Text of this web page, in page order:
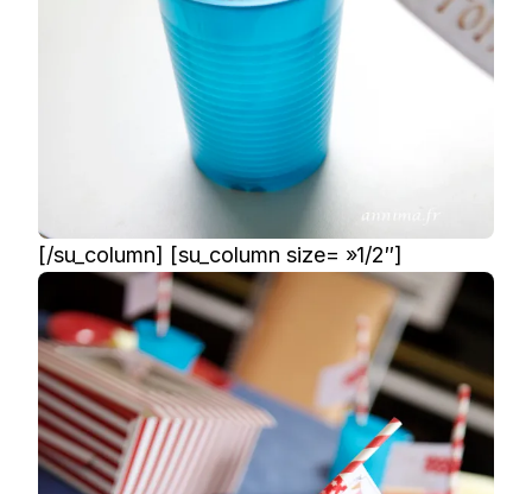
[/su_column] [su_column size= »1/2″]